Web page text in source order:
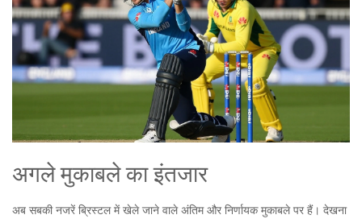
अगले मुकाबले का इंतजार
अब सबकी नजरें ब्रिस्टल में खेले जाने वाले अंतिम और निर्णायक मुकाबले पर हैं। देखना